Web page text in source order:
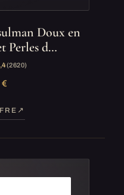
Doux en
Perles d…
(2 620)